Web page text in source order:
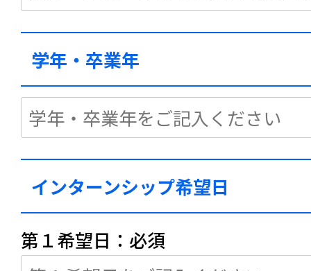
学年・卒業年
インターンシップ希望日
第１希望日：必須